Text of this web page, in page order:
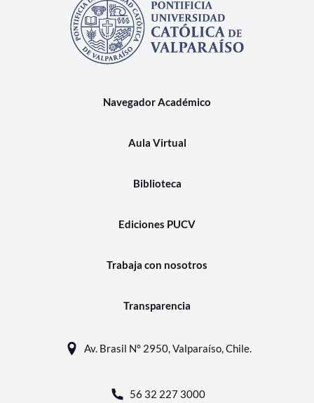
Navegador Académico
Aula Virtual
Biblioteca
Ediciones PUCV
Trabaja con nosotros
Transparencia
Av. Brasil N° 2950, Valparaíso, Chile.
56 32 227 3000